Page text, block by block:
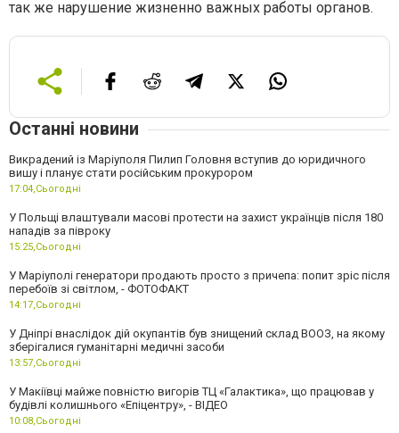
так же нарушение жизненно важных работы органов.
Останні новини
Викрадений із Маріуполя Пилип Головня вступив до юридичного
вишу і планує стати російським прокурором
17:04,Сьогодні
У Польщі влаштували масові протести на захист українців після 180
нападів за півроку
15:25,Сьогодні
У Маріуполі генератори продають просто з причепа: попит зріс після
перебоїв зі світлом, - ФОТОФАКТ
14:17,Сьогодні
У Дніпрі внаслідок дій окупантів був знищений склад ВООЗ, на якому
зберігалися гуманітарні медичні засоби
13:57,Сьогодні
У Макіївці майже повністю вигорів ТЦ «Галактика», що працював у
будівлі колишнього «Епіцентру», - ВІДЕО
10:08,Сьогодні